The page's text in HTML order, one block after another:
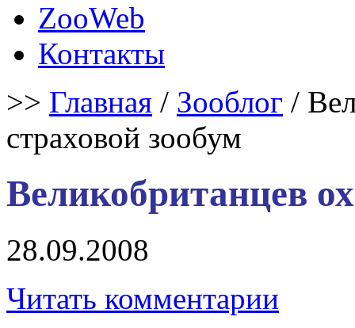
ZooWeb
Контакты
>> Главная / Зооблог /
страховой зообум
Великобританцев
28.09.2008
Читать комментарии